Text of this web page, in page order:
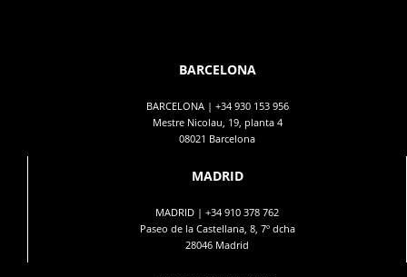
BARCELONA
BARCELONA | +34 930 153 956
Mestre Nicolau, 19, planta 4
08021 Barcelona
MADRID
MADRID | +34 910 378 762
Paseo de la Castellana, 8, 7º dcha
28046 Madrid